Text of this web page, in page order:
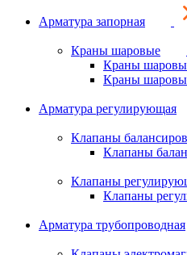
Арматура запорная
Краны шаровые
Краны
Краны
Арматура регулирующая
Клапаны
Клапаны
Клапаны
Клапаны
Арматура трубопроводная